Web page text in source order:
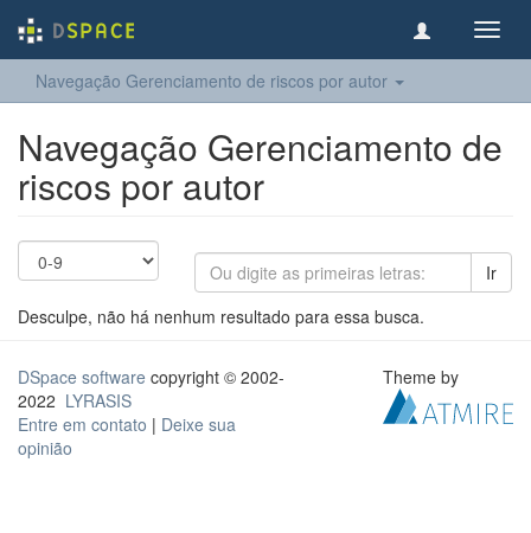
Navegação Gerenciamento de riscos por autor
Navegação Gerenciamento de
riscos por autor
Ir
Desculpe, não há nenhum resultado para essa busca.
DSpace software copyright © 2002-
2022 LYRASIS
Entre em contato | Deixe sua
opinião
Theme by